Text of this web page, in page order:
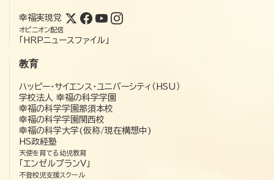
幸福実現党
オピニオン配信
「HRPニュースファイル」
教育
ハッピー・サイエンス・ユニバーシティ（HSU）
学校法人 幸福の科学学園
幸福の科学学園那須本校
幸福の科学学園関西校
幸福の科学大学(仮称/現在構想中)
HS政経塾
天使を育てる幼児教育
「エンゼルプランV」
不登校児支援スクール